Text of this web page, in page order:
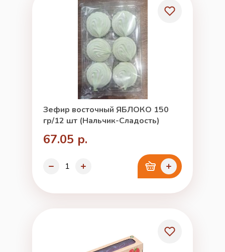
Зефир восточный ЯБЛОКО 150
гр/12 шт (Нальчик-Сладость)
67.05 р.